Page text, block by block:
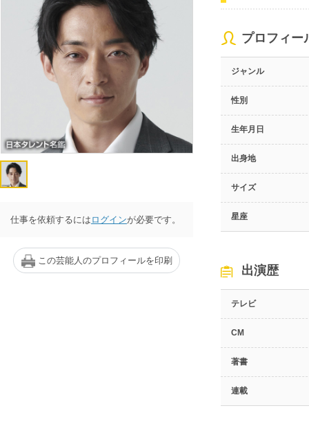
仕事を依頼するには ログインが必要です。
この芸能人のプロフィールを印刷
プロフィー
ジャンル
性別
生年月日
出身地
サイズ
星座
出演歴
テレビ
CM
著書
連載